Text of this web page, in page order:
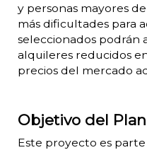
y personas mayores
más dificultades para
seleccionados podrán
alquileres reducidos
precios del mercado
Objetivo del
Este proyecto es